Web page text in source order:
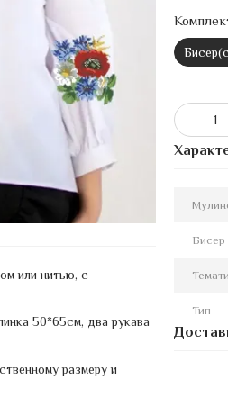
или нитью, с
50*65см, два рукава
размеру и
Бисер
Тип